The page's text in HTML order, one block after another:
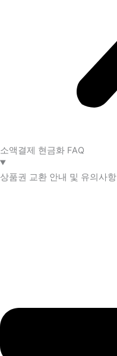
소액결제 현금화 FAQ​
상품권 교환 안내 및 유의사항